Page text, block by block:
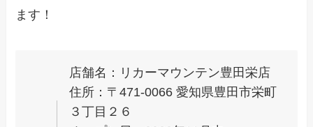
ます！
店舗名：リカーマウンテン豊田栄店
住所：〒471-0066 愛知県豊田市栄町
３丁目２６